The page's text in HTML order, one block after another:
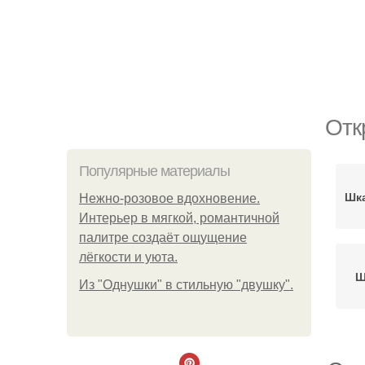
Популярные материалы
Нежно-розовое вдохновение.
Интерьер в мягкой, романтичной
палитре создаёт ощущение
лёгкости и уюта.
Из "Однушки" в стильную "двушку".